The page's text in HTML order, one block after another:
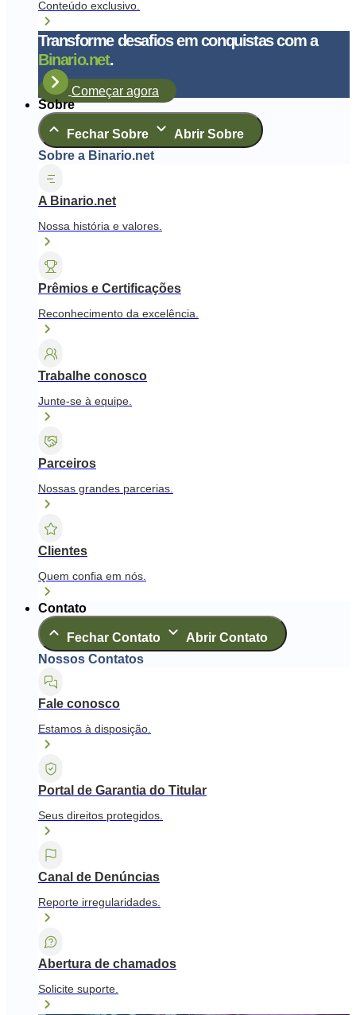
Conteúdo exclusivo.
Transforme desafios em conquistas com a
Binario.net.
Começar agora
Sobre
Fechar Sobre
Abrir Sobre
Sobre a Binario.net
A Binario.net
Nossa história e valores.
Prêmios e Certificações
Reconhecimento da excelência.
Trabalhe conosco
Junte-se à equipe.
Parceiros
Nossas grandes parcerias.
Clientes
Quem confia em nós.
Contato
Fechar Contato
Abrir Contato
Nossos Contatos
Fale conosco
Estamos à disposição.
Portal de Garantia do Titular
Seus direitos protegidos.
Canal de Denúncias
Reporte irregularidades.
Abertura de chamados
Solicite suporte.